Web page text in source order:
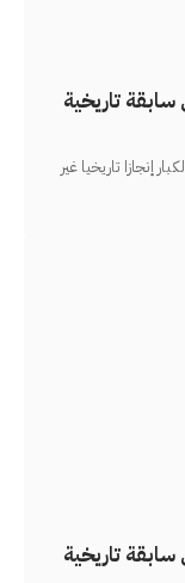
تاريخية
إنجازا تاريخيا غير
تاريخية